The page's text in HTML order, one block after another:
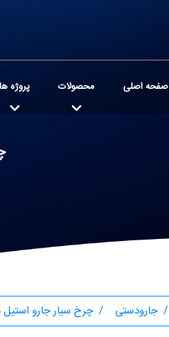
صفحه اصلی محصولات پروژه ها
جارودستی چرخ سیار جارو استیل 304